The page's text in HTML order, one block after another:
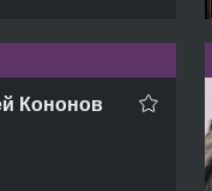
Кононов